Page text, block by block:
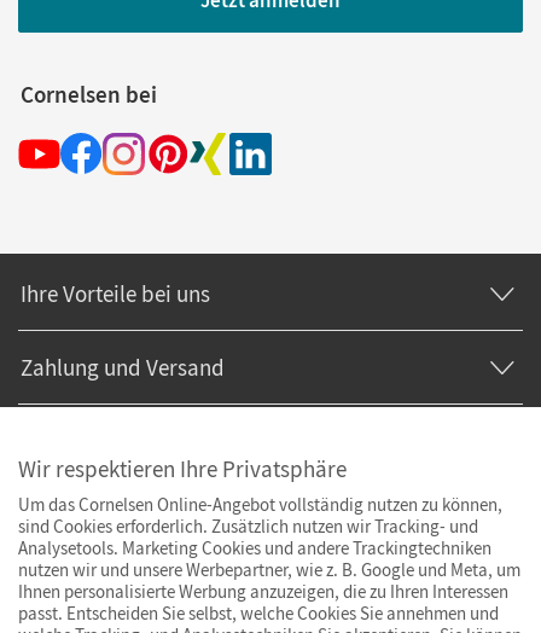
Cornelsen bei
Ihre Vorteile bei uns
Zahlung und Versand
Wir respektieren Ihre Privatsphäre
Um das Cornelsen Online-Angebot vollständig nutzen zu können,
sind Cookies erforderlich. Zusätzlich nutzen wir Tracking- und
Analysetools. Marketing Cookies und andere Trackingtechniken
nutzen wir und unsere Werbepartner, wie z. B. Google und Meta, um
Ihnen personalisierte Werbung anzuzeigen, die zu Ihren Interessen
passt. Entscheiden Sie selbst, welche Cookies Sie annehmen und